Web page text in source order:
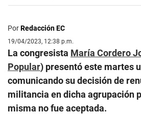
PorRedacción EC
19/04/2023, 12:38 p.m.
La congresista María Cordero
Popular) presentó este martes
comunicando su decisión de
militancia en dicha agrupación
misma no fue aceptada.